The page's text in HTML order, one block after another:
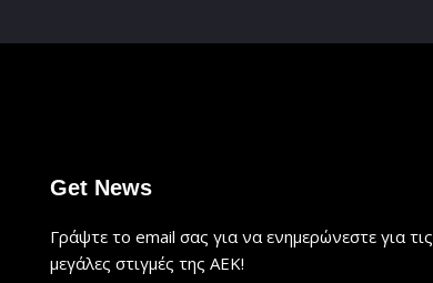
Get News
Γράψτε το email σας για να ενημερώνεστε για τις
μεγάλες στιγμές της ΑΕΚ!